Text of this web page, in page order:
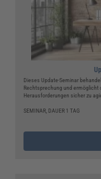
Dieses Update-Seminar
Rechtsprechung und
Herausforderungen sicher zu
SEMINAR, DAUER 1 TAG